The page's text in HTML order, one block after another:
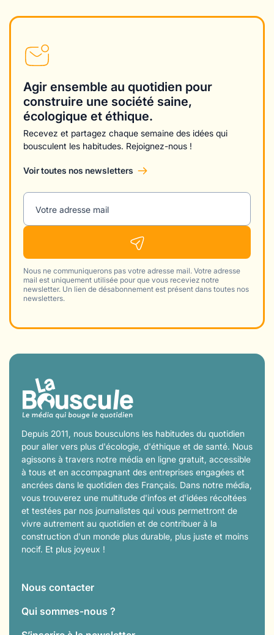
Agir ensemble au quotidien pour
construire une société saine,
écologique et éthique.
Recevez et partagez chaque semaine des idées qui
bousculent les habitudes. Rejoignez-nous !
Voir toutes nos newsletters
Votre adresse mail
Nous ne communiquerons pas votre adresse mail. Votre adresse
mail est uniquement utilisée pour que vous receviez notre
newsletter. Un lien de désabonnement est présent dans toutes nos
newsletters.
Depuis 2011, nous bousculons les habitudes du quotidien
pour aller vers plus d'écologie, d'éthique et de santé. Nous
agissons à travers notre média en ligne gratuit, accessible
à tous et en accompagnant des entreprises engagées et
ancrées dans le quotidien des Français. Dans notre média,
vous trouverez une multitude d'infos et d'idées récoltées
et testées par nos journalistes qui vous permettront de
vivre autrement au quotidien et de contribuer à la
construction d'un monde plus durable, plus juste et moins
nocif. Et plus joyeux !
Nous contacter
Qui sommes-nous ?